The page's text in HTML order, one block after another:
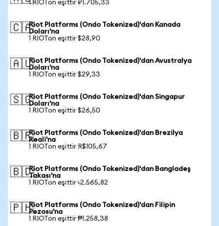
1 RIOTon eşittir ₽1.705,33
🇨🇦Riot Platforms (Ondo Tokenized)'dan Kanada
Doları'na
1 RIOTon eşittir $28,90
🇦🇺Riot Platforms (Ondo Tokenized)'dan Avustralya
Doları'na
1 RIOTon eşittir $29,33
🇸🇬Riot Platforms (Ondo Tokenized)'dan Singapur
Doları'na
1 RIOTon eşittir $26,50
🇧🇷Riot Platforms (Ondo Tokenized)'dan Brezilya
Reali'na
1 RIOTon eşittir R$105,67
🇧🇩Riot Platforms (Ondo Tokenized)'dan Bangladeş
Takası'na
1 RIOTon eşittir ৳2.565,82
🇵🇭Riot Platforms (Ondo Tokenized)'dan Filipin
Pezosu'na
1 RIOTon eşittir ₱1.258,38